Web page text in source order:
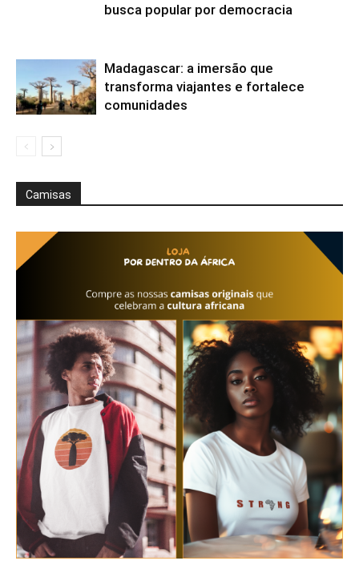
busca popular por democracia
Madagascar: a imersão que
transforma viajantes e fortalece
comunidades
Camisas